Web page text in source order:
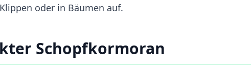
oder in Bäumen auf.
Schopfkormoran